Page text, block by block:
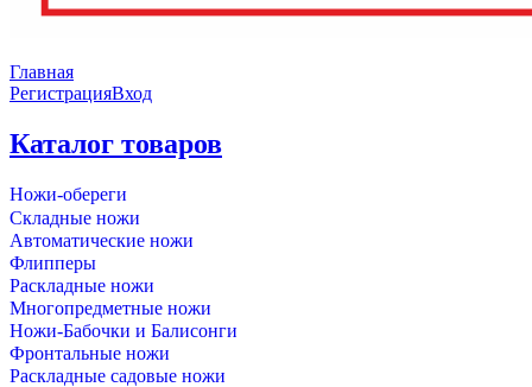
Главная
РегистрацияВход
Каталог товаров
Ножи-обереги
Складные ножи
Автоматические ножи
Флипперы
Раскладные ножи
Многопредметные ножи
Ножи-Бабочки и Балисонги
Фронтальные ножи
Раскладные садовые ножи